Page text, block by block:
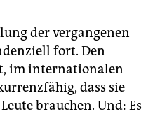
der vergangenen
fort. Den
im internationalen
dass sie
brauchen. Und: Es